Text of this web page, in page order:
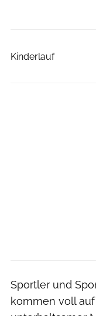
Kinderlauf
Sportler und
kommen voll